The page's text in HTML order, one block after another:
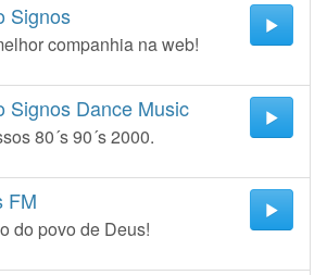
Signos
companhia na web!
Signos Dance Music
80´s 90´s 2000.
FM
do povo de Deus!